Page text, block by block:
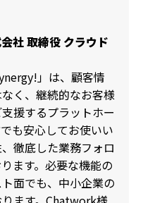
社 取締役 クラウド
」は、顧客情
く、継続的なお客様
援するプラットホー
も安心してお使いい
徹底した業務フォロ
ます。必要な機能の
面でも、中小企業の